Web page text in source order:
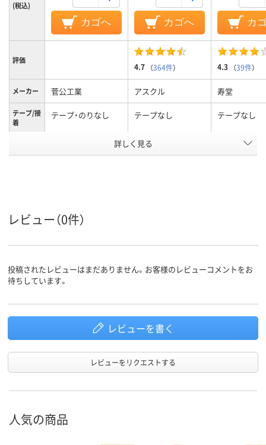
(税込)
カゴへ カゴへ カ
評価
4.7 （364件） 4.3 （39件）
メーカー 菅公工業 アスクル 寿堂
テープ/接
着
テープ・のりなし テープなし テープなし
なし
詳しく見る
レビュー（0件）
投稿されたレビューはまだありません。お客様のレビューコメントをお
待ちしています。
レビューを書く
レビューをリクエストする
人気の商品